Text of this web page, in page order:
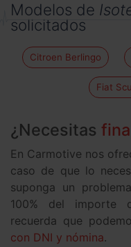
Modelos de
solicitados
Citroen Berlingo
Fiat
¿Necesitas
En Carmotive nos
caso de que lo
suponga un
100% del importe
recuerda que
con DNI y nómina.